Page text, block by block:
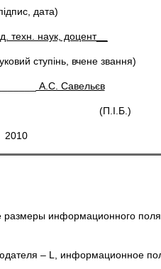
дата)
техн. наук, доцент__
вчене звання)
А.С. Савельєв
(П.І.Б.)
2010
размеры информационного
– L, информационное